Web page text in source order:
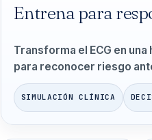
Entrena para
Transforma el ECG en
para reconocer riesgo
SIMULACIÓN CLÍNICA